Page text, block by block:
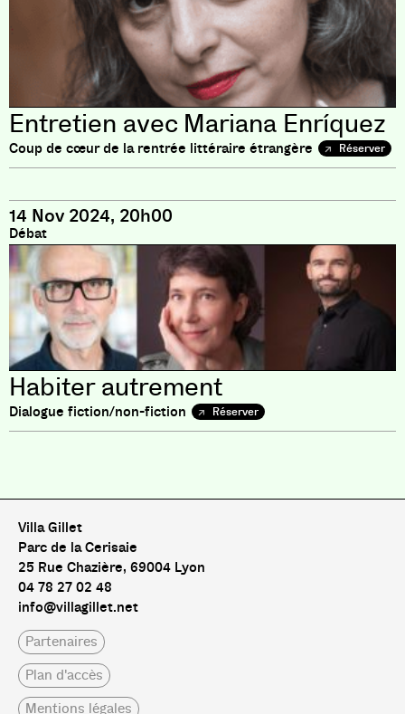
Entretien avec Mariana Enríquez
Coup de cœur de la rentrée littéraire étrangère Réserver
14 Nov 2024, 20h00
Débat
Habiter autrement
Dialogue fiction/non-fiction Réserver
Villa Gillet
Parc de la Cerisaie
25 Rue Chazière, 69004 Lyon
04 78 27 02 48
info@villagillet.net
Partenaires
Plan d'accès
Mentions légales